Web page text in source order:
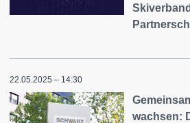
22.05.2025 – 14:30
wachsen: